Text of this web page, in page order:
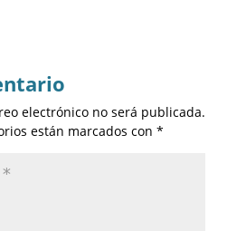
electrónico no será publicada.
están marcados con *